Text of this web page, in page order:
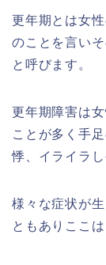
更年期とは女
のことを言い
と呼びます。
更年期障害は
ことが多く手
悸、イライラ
様々な症状が
ともありここ